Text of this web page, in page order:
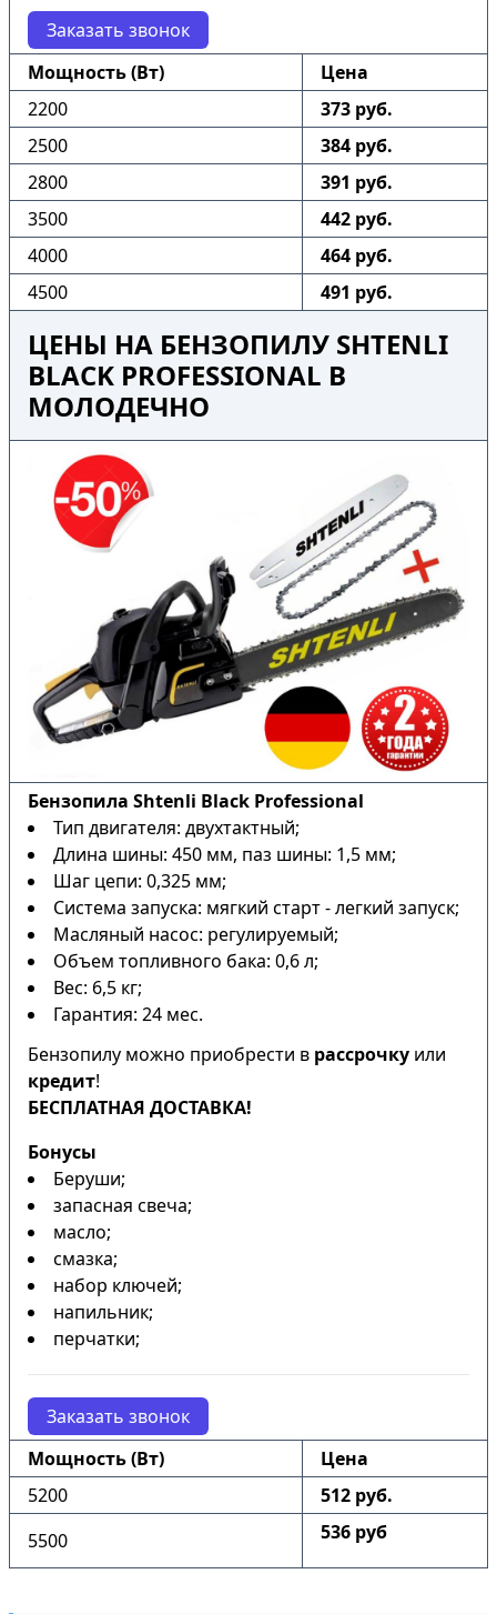
Заказать звонок
Мощность (Вт)
Цена
2200
373 руб.
2500
384 руб.
2800
391 руб.
3500
442 руб.
4000
464 руб.
4500
491 руб.
ЦЕНЫ НА БЕНЗОПИЛУ SHTENLI
BLACK PROFESSIONAL В
МОЛОДЕЧНО
Бензопила Shtenli Black Professional
Тип двигателя: двухтактный;
Длина шины: 450 мм, паз шины: 1,5 мм;
Шаг цепи: 0,325 мм;
Система запуска: мягкий старт - легкий запуск;
Масляный насос: регулируемый;
Объем топливного бака: 0,6 л;
Вес: 6,5 кг;
Гарантия: 24 мес.
Бензопилу можно приобрести в рассрочку или
кредит!
БЕСПЛАТНАЯ ДОСТАВКА!
Бонусы
Беруши;
запасная свеча;
масло;
смазка;
набор ключей;
напильник;
перчатки;
Заказать звонок
Мощность (Вт)
Цена
5200
512 руб.
5500
536 руб